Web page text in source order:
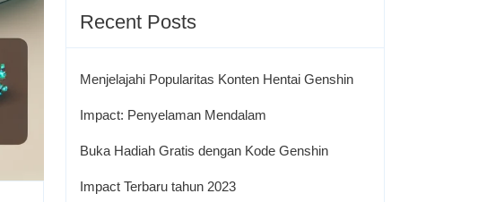
Recent Posts
Menjelajahi Popularitas Konten Hentai Genshin
Impact: Penyelaman Mendalam
Buka Hadiah Gratis dengan Kode Genshin
Impact Terbaru tahun 2023